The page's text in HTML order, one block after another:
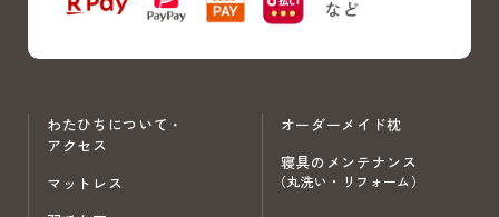
わたひちについて・
アクセス
マットレス
オーダーメイド枕
寝具のメンテナンス
（丸洗い・リフォーム）